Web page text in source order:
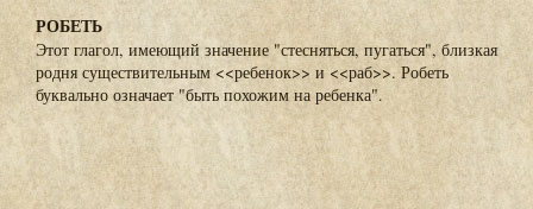
РОБЕТЬ
Этот глагол, имеющий значение "стесняться, пугаться", близкая
родня существительным <<ребенок>> и <<раб>>. Робеть
буквально означает "быть похожим на ребенка".